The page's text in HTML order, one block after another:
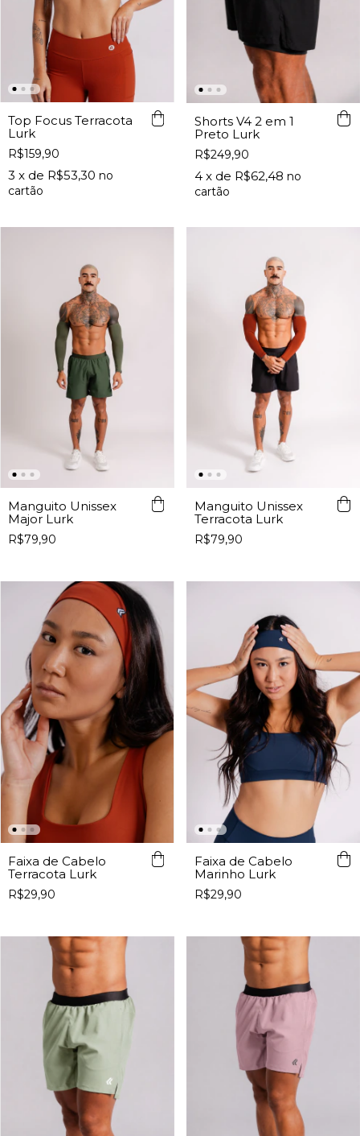
Top Focus Terracota
Lurk
R$159,90
3 x de R$53,30
Shorts V4 2 em 1
Preto Lurk
R$249,90
4 x de R$62,48
Manguito Unissex
Major Lurk
R$79,90
Manguito Unissex
Terracota Lurk
R$79,90
Faixa de Cabelo
Terracota Lurk
R$29,90
Faixa de Cabelo
Marinho Lurk
R$29,90